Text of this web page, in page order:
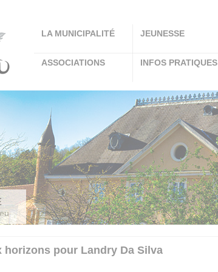
LA MUNICIPALITÉ JEUNESSE
ASSOCIATIONS INFOS PRATIQUES
horizons pour Landry Da Silva